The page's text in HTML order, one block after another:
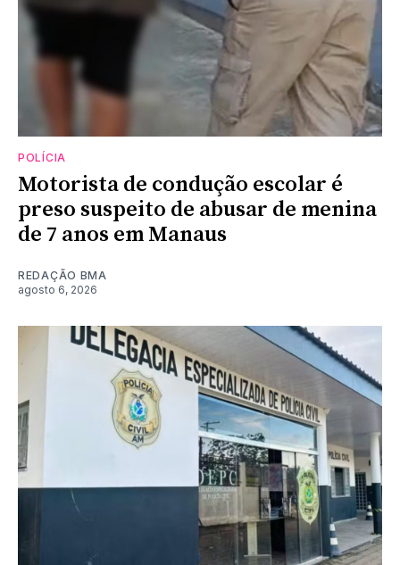
POLÍCIA
Motorista de condução escolar é
preso suspeito de abusar de menina
de 7 anos em Manaus
REDAÇÃO BMA
agosto 6, 2026